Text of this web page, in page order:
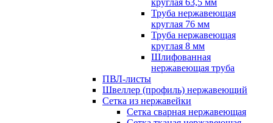
круглая 63,5 мм
Труба нержавеющая
круглая 76 мм
Труба нержавеющая
круглая 8 мм
Шлифованная
нержавеющая труба
ПВЛ-листы
Швеллер (профиль) нержавеющий
Сетка из нержавейки
Сетка сварная нержавеющая